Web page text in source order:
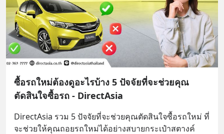
ซื้อรถใหม่ต้องดูอะไรบ้าง 5 ปัจจัยที่จะช่วยคุณ
ตัดสินใจซื้อรถ - DirectAsia
DirectAsia รวม 5 ปัจจัยที่จะช่วยคุณตัดสินใจซื้อรถใหม่ ที่
จะช่วยให้คุณถอยรถใหม่ได้อย่างสบายกระเป๋าสตางค์